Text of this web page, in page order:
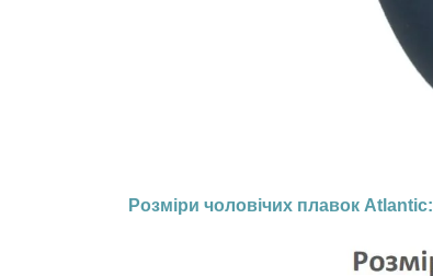
Розміри чоловічих плавок Atlantic: